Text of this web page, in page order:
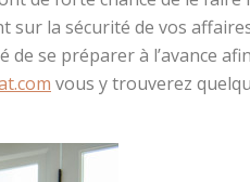
la sécurité de vos
se préparer à l’avance
vous y trouverez